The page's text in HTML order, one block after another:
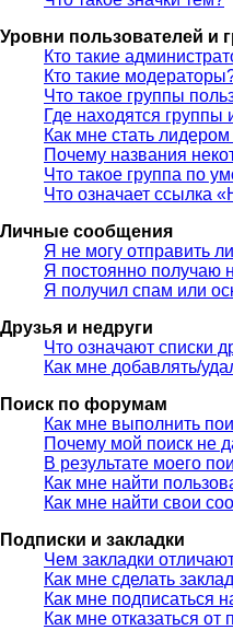
Уровни пользователей и
Кто такие
Кто такие
Что такое группы
Где находятся группы
Как мне стать
Почему названия
Что такое группа по
Что означает ссылка
Личные сообщения
Я не могу отправить
Я постоянно получаю
Я получил спам или
Друзья и недруги
Что означают списки
Как мне добавлять/
Поиск по форумам
Как мне выполнить
Почему мой поиск не
В результате моего
Как мне найти
Как мне найти свои
Подписки и закладки
Чем закладки
Как мне сделать
Как мне подписаться
Как мне отказаться от